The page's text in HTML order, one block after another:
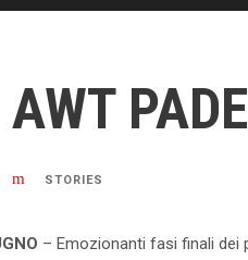
AWT
STORIES
– Emozionanti fasi finali dei